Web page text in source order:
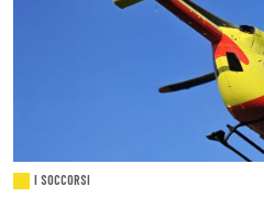
I SOCCORSI